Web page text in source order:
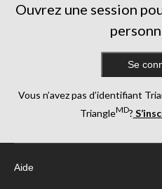
Ouvrez une session
Se
Vous n’avez pas d’identifiant
TriangleMD?
Aide